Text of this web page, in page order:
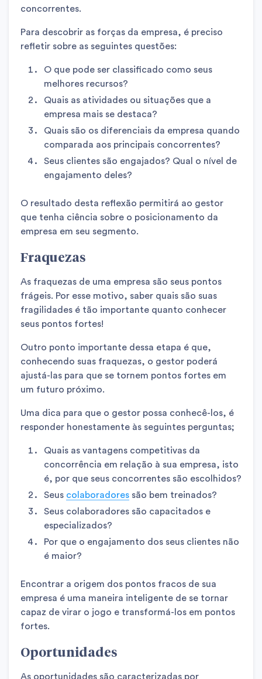
concorrentes.
Para descobrir as forças da empresa, é preciso
refletir sobre as seguintes questões:
O que pode ser classificado como seus
melhores recursos?
Quais as atividades ou situações que a
empresa mais se destaca?
Quais são os diferenciais da empresa quando
comparada aos principais concorrentes?
Seus clientes são engajados? Qual o nível de
engajamento deles?
O resultado desta reflexão permitirá ao gestor
que tenha ciência sobre o posicionamento da
empresa em seu segmento.
Fraquezas
As fraquezas de uma empresa são seus pontos
frágeis. Por esse motivo, saber quais são suas
fragilidades é tão importante quanto conhecer
seus pontos fortes!
Outro ponto importante dessa etapa é que,
conhecendo suas fraquezas, o gestor poderá
ajustá-las para que se tornem pontos fortes em
um futuro próximo.
Uma dica para que o gestor possa conhecê-los, é
responder honestamente às seguintes perguntas;
Quais as vantagens competitivas da
concorrência em relação à sua empresa, isto
é, por que seus concorrentes são escolhidos?
Seus colaboradores são bem treinados?
Seus colaboradores são capacitados e
especializados?
Por que o engajamento dos seus clientes não
é maior?
Encontrar a origem dos pontos fracos de sua
empresa é uma maneira inteligente de se tornar
capaz de virar o jogo e transformá-los em pontos
fortes.
Oportunidades
As oportunidades são caracterizadas por